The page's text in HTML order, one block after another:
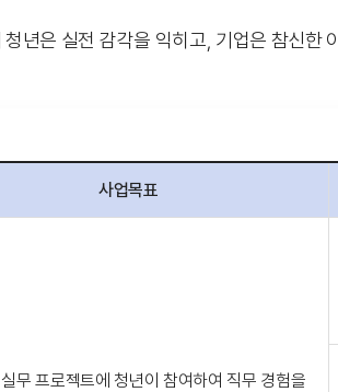
청년은 실전 감각을 익히고, 기업은 참신한
사업목표
무 프로젝트에 청년이 참여하여 직무 경험을